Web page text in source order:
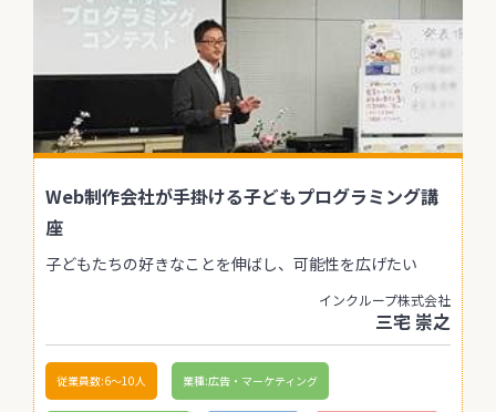
Web制作会社が手掛ける子どもプログラミング講
座
子どもたちの好きなことを伸ばし、可能性を広げたい
インクループ株式会社
三宅 崇之
従業員数:6～10人 業種:広告・マーケティング